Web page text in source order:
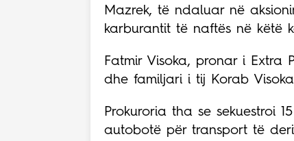
Mazrek, të ndaluar në
karburantit të naftës në këtë
Fatmir Visoka, pronar i Extra
dhe familjari i tij Korab
Prokuroria tha se sekuestroi
autobotë për transport të